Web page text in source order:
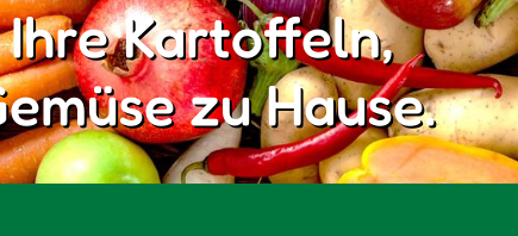
Kartoffeln,
zu Hause.